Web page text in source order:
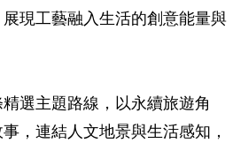
現工藝融入生活的創意能量與
選主題路線，以永續旅遊角
，連結人文地景與生活感知，